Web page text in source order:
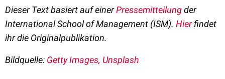
Dieser Text basiert auf einerPressemitteilungder
International School of Management (ISM). Hierfindet
ihr die Originalpublikation.
Bildquelle: Getty Images, Unsplash